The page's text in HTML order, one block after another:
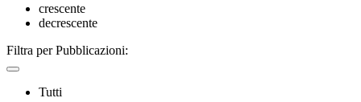
crescente
decrescente
Filtra per Pubblicazioni:
Tutti